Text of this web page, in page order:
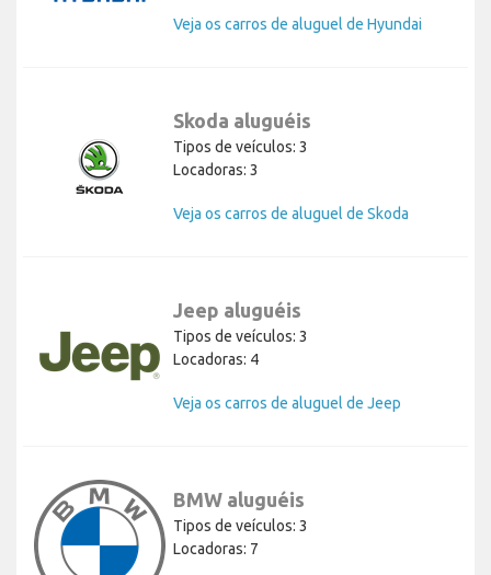
Veja os carros de aluguel de Hyundai
Skoda aluguéis
Tipos de veículos: 3
Locadoras: 3
Veja os carros de aluguel de Skoda
Jeep aluguéis
Tipos de veículos: 3
Locadoras: 4
Veja os carros de aluguel de Jeep
BMW aluguéis
Tipos de veículos: 3
Locadoras: 7